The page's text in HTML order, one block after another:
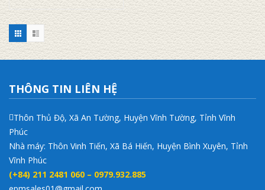
THÔNG TIN LIÊN HỆ
Thôn Thủ Độ, Xã An Tường, Huyện Vĩnh Tường, Tỉnh Vĩnh
Phúc
Nhà máy: Thôn Vinh Tiến, Xã Bá Hiến, Huyện Bình Xuyên, Tỉnh
Vĩnh Phúc
(+84) 211 2481 060 – 0979.932.885